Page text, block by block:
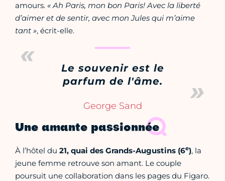
amours. « Ah Paris, mon bon Paris! Avec la liberté
d’aimer et de sentir, avec mon Jules qui m’aime
tant », écrit-elle.
Le souvenir est le
parfum de l'âme.
George Sand
Une amante passionnée
À l’hôtel du 21, quai des Grands-Augustins (6e), la
jeune femme retrouve son amant. Le couple
poursuit une collaboration dans les pages du Figaro.